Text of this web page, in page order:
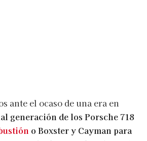
ante el ocaso de una era en
generación de los Porsche 718
o Boxster y Cayman para